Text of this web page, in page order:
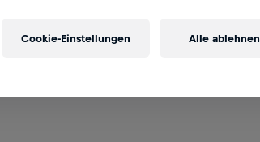
Cookie-Einstellungen Alle ablehnen